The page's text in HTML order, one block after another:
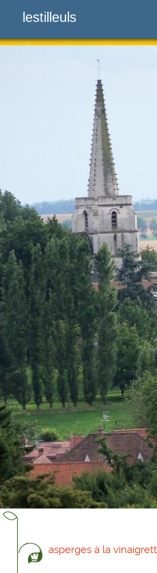
lestilleuls
asperges à la